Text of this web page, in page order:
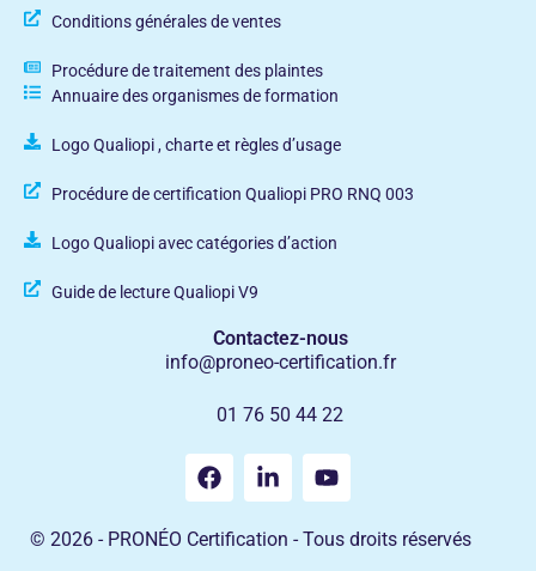
Conditions générales de ventes
Procédure de traitement des plaintes
Annuaire des organismes de formation
Logo Qualiopi , charte et règles d’usage
Procédure de certification Qualiopi PRO RNQ 003
Logo Qualiopi avec catégories d’action
Guide de lecture Qualiopi V9
Contactez-nous
info@proneo-certification.fr
01 76 50 44 22
© 2026 - PRONÉO Certification - Tous droits réservés